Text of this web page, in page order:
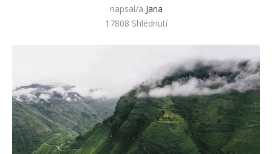
napsal/a Jana
17808 Shlédnutí